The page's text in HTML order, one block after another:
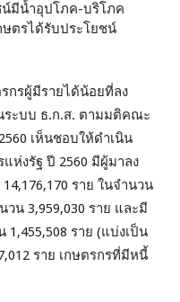
มีน้ำอุปโภค-บริโภค
ษตรได้รับประโยชน์
กรผู้มีรายได้น้อยที่ลง
ระบบ ธ.ก.ส. ตามมติคณะ
เห็นชอบให้ดำเนิน
แห่งรัฐ ปี 2560 มีผู้มาลง
ราย ในจำนวน
น 3,959,030 ราย และมี
ราย (แบ่งเป็น
ราย เกษตรกรที่มีหนี้